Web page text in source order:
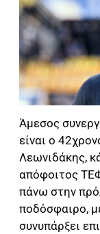
Άμεσος
είναι ο
Λεωνιδάκης,
απόφοιτος
πάνω στην
ποδόσφαιρο,
συνυπάρξει